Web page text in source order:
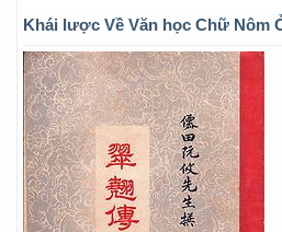
Khái lược Về Văn học Chữ Nôm